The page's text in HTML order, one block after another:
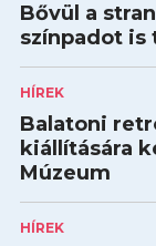
Bővül a
színpadot is
HÍREK
Balatoni
kiállítására
Múzeum
HÍREK